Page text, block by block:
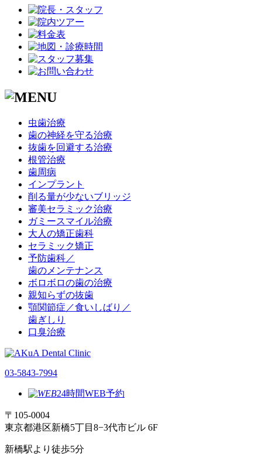
虫歯治療
歯の神経を守る治療
抜歯を回避する治療
根管治療
歯周病
インプラント
削る量が少ないブリッジ
審美セラミック治療
ガミースマイル治療
大人の矯正歯科
セラミック矯正
予防歯科／
歯のメンテナンス
ボロボロの歯の治療
親知らずの抜歯
顎関節症／食いしばり／
歯ぎしり
口臭治療
03-5843-7994
24時間WEB予約
〒105-0004
東京都港区新橋5丁目8−3代市ビル 6F
新橋駅より徒歩5分